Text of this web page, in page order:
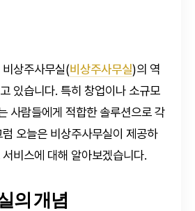
상주사무실(비상주사무실)의 역
있습니다. 특히 창업이나 소규모
사람들에게 적합한 솔루션으로 각
오늘은 비상주사무실이 제공하
비스에 대해 알아보겠습니다.
의 개념